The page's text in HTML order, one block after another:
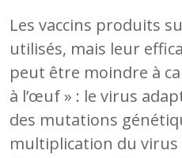
Les vaccins produits
utilisés, mais leur
peut être moindre à
à l’œuf » : le virus
des mutations
multiplication du